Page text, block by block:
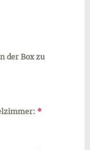
der Box zu
*